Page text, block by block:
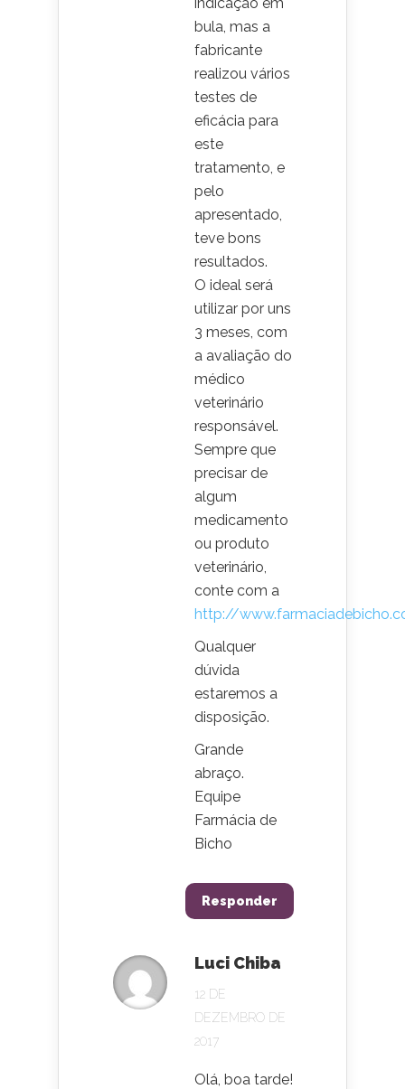
bula, mas a
fabricante
realizou vários
testes de
eficácia para
este
tratamento, e
pelo
apresentado,
teve bons
resultados.
O ideal será
utilizar por uns
3 meses, com
a avaliação do
médico
veterinário
responsável.
Sempre que
precisar de
algum
medicamento
ou produto
veterinário,
conte com a
http://
Qualquer
dúvida
estaremos a
disposição.
Grande
abraço.
Equipe
Farmácia de
Bicho
Responder
Luci Chiba
12 DE
DEZEMBRO DE
2017
Olá, boa tarde!